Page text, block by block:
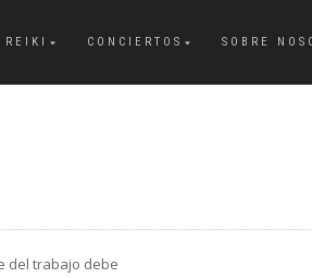
REIKI CONCIERTOS SOBRE
del trabajo debe